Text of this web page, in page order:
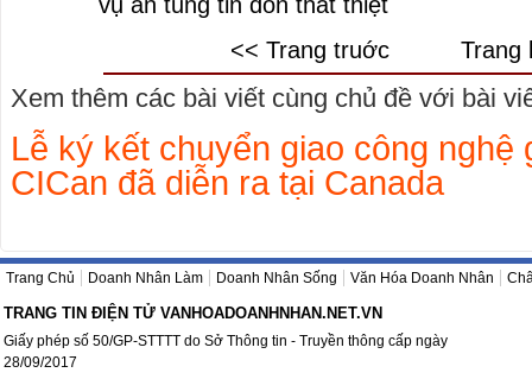
<< Trang truớc
Trang
Xem thêm các bài viết cùng chủ đề với bài
Lễ ký kết chuyển giao công nghệ
CICan đã diễn ra tại Canada
Trang Chủ Doanh Nhân Làm Doanh Nhân Sống Văn Hóa Doanh Nhân
TRANG TIN ĐIỆN TỬ VANHOADOANHNHAN.NET.VN
Giấy phép số 50/GP-STTTT do Sở Thông tin - Truyền thông cấp ngày
28/09/2017